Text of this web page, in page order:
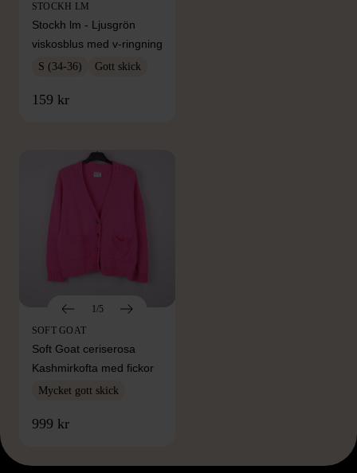
STOCKH LM
Stockh lm - Ljusgrön
viskosblus med v-ringning
S (34-36) Gott skick
159 kr
FRÅN SAMMA VARUMÄRKE
1/5
SOFT GOAT
Soft Goat ceriserosa
Kashmirkofta med fickor
Mycket gott skick
999 kr